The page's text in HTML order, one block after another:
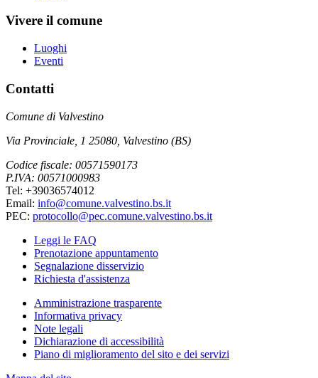
Vivere il comune
Luoghi
Eventi
Contatti
Comune di Valvestino
Via Provinciale, 1 25080, Valvestino (BS)
Codice fiscale: 00571590173
P.IVA: 00571000983
Tel: +39036574012
Email: info@comune.valvestino.bs.it
PEC: protocollo@pec.comune.valvestino.bs.it
Leggi le FAQ
Prenotazione appuntamento
Segnalazione disservizio
Richiesta d'assistenza
Amministrazione trasparente
Informativa privacy
Note legali
Dichiarazione di accessibilità
Piano di miglioramento del sito e dei servizi